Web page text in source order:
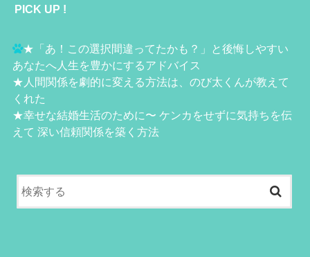
PICK UP !
★ 「あ！この選択間違ってたかも？」と後悔しやすい
あなたへ人生を豊かにするアドバイス
★ 人間関係を劇的に変える方法は、のび太くんが教えて
くれた
★幸せな結婚生活のために〜 ケンカをせずに気持ちを伝
えて 深い信頼関係を築く方法